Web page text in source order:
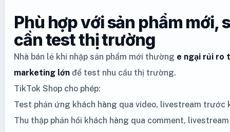
Phù hợp với sản phẩm mới,
cần test thị trường
Nhà bán lẻ khi nhập sản phẩm mới thường e ngại rủi ro
marketing lớn để test nhu cầu thị trường.
TikTok Shop cho phép:
Test phản ứng khách hàng qua video, livestream trước
Thu thập phản hồi khách hàng qua comment,